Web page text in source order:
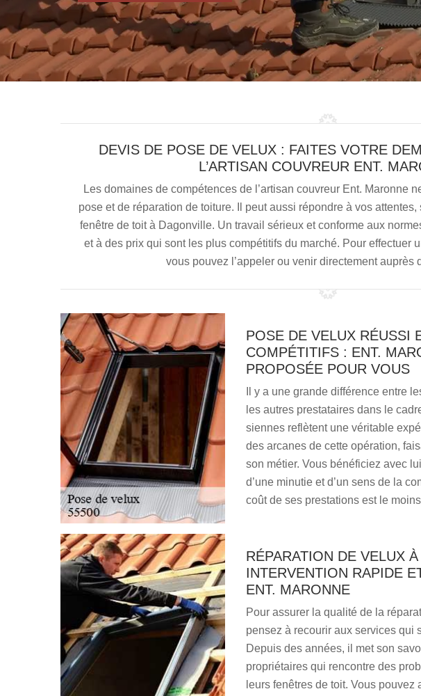
DEVIS DE POSE DE VELUX : FAITES VOTRE
L’ARTISAN COUVREUR ENT.
Les domaines de compétences de l’artisan couvreur Ent. Maronne
pose et de réparation de toiture. Il peut aussi répondre à vos
fenêtre de toit à Dagonville. Un travail sérieux et conforme aux
et à des prix qui sont les plus compétitifs du marché. Pour effectuer
vous pouvez l’appeler ou venir directement auprès
POSE DE VELUX RÉUSSI
COMPÉTITIFS : ENT.
PROPOSÉE POUR VOUS
Il y a une grande différence entre
les autres prestataires dans le
siennes reflètent une véritable
des arcanes de cette opération,
son métier. Vous bénéficiez avec
d’une minutie et d’un sens de la
coût de ses prestations est le
RÉPARATION DE VELUX
INTERVENTION RAPIDE
ENT. MARONNE
Pour assurer la qualité de la
pensez à recourir aux services qui
Depuis des années, il met son
propriétaires qui rencontre des
leurs fenêtres de toit. Vous